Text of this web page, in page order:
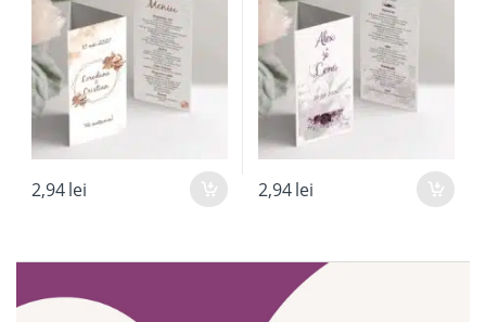
2,94lei 2,94lei